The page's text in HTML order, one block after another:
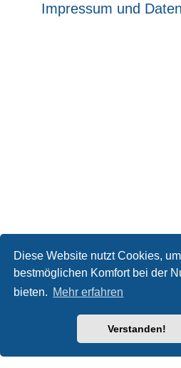
Diese Website nutzt Cookies,
bestmöglichen Komfort bei der
bieten. Mehr erfahren
Verstanden!
Impressum und